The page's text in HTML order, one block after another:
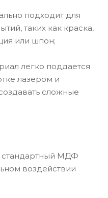
подходит для
таких как краска,
или шпон;
легко поддается
лазером и
сложные
стандартный МДФ
воздействии